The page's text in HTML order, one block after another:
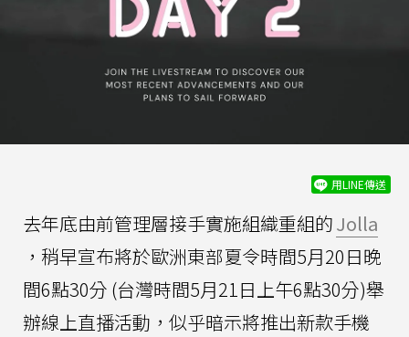
用LINE傳送
去年底由前管理層接手實施組織重組的Jolla
，稍早宣布將於歐洲東部夏令時間5月20日晚
間6點30分 (台灣時間5月21日上午6點30分)舉
辦線上直播活動，似乎暗示將推出新款手機